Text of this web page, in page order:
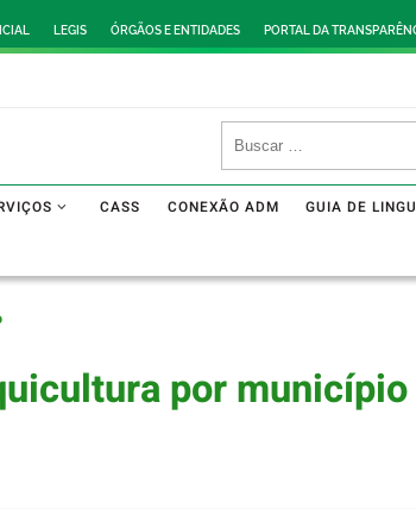
LEGIS ÓRGÃOS E ENTIDADES PORTAL DA
CASS CONEXÃO ADM GUIA DE
por município